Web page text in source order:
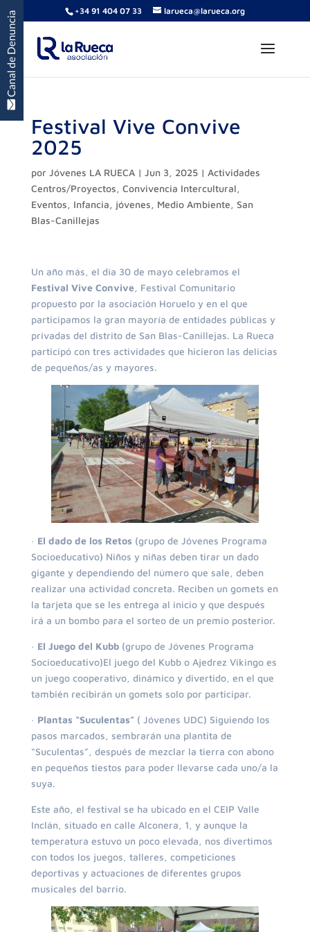
+34 91 404 07 33 larueca@larueca.org
Festival Vive Convive
2025
por Jóvenes LA RUECA| Jun 3, 2025| Actividades
Centros/Proyectos, Convivencia Intercultural,
Eventos, Infancia, jóvenes, Medio Ambiente, San
Blas-Canillejas
Un año más, el día 30 de mayo celebramos el
Festival Vive Convive, Festival Comunitario
propuesto por la asociación Horuelo y en el que
participamos la gran mayoría de entidades públicas y
privadas del distrito de San Blas-Canillejas. La Rueca
participó con tres actividades que hicieron las delicias
de pequeños/as y mayores.
· El dado de los Retos (grupo de Jóvenes Programa
Socioeducativo) Niños y niñas deben tirar un dado
gigante y dependiendo del número que sale, deben
realizar una actividad concreta. Reciben un gomets en
la tarjeta que se les entrega al inicio y que después
irá a un bombo para el sorteo de un premio posterior.
· El Juego del Kubb(grupo de Jóvenes Programa
Socioeducativo)El juego del Kubb o Ajedrez Vikingo es
un juego cooperativo, dinámico y divertido, en el que
también recibirán un gomets solo por participar.
· Plantas “Suculentas”( Jóvenes UDC) Siguiendo los
pasos marcados, sembrarán una plantita de
“Suculentas”, después de mezclar la tierra con abono
en pequeños tiestos para poder llevarse cada uno/a la
suya.
Este año, el festival se ha ubicado en el CEIP Valle
Inclán, situado en calle Alconera, 1, y aunque la
temperatura estuvo un poco elevada, nos divertimos
con todos los juegos, talleres, competiciones
deportivas y actuaciones de diferentes grupos
musicales del barrio.